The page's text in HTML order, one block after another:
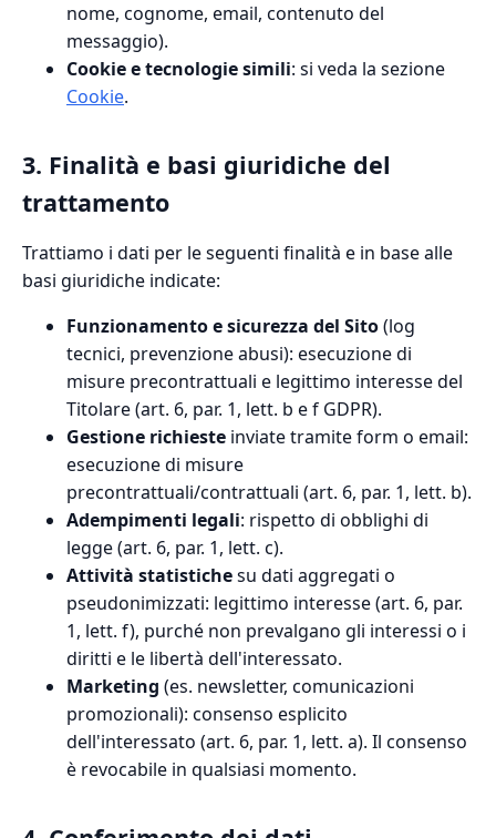
nome, cognome, email, contenuto del
messaggio).
Cookie e tecnologie simili: si veda la sezione
Cookie.
3. Finalità e basi giuridiche del
trattamento
Trattiamo i dati per le seguenti finalità e in base alle
basi giuridiche indicate:
Funzionamento e sicurezza del Sito(log
tecnici, prevenzione abusi): esecuzione di
misure precontrattuali e legittimo interesse del
Titolare (art. 6, par. 1, lett. b e f GDPR).
Gestione richieste inviate tramite form o email:
esecuzione di misure
precontrattuali/contrattuali (art. 6, par. 1, lett. b).
Adempimenti legali: rispetto di obblighi di
legge (art. 6, par. 1, lett. c).
Attività statistichesu dati aggregati o
pseudonimizzati: legittimo interesse (art. 6, par.
1, lett. f), purché non prevalgano gli interessi o i
diritti e le libertà dell'interessato.
Marketing (es. newsletter, comunicazioni
promozionali): consenso esplicito
dell'interessato (art. 6, par. 1, lett. a). Il consenso
è revocabile in qualsiasi momento.